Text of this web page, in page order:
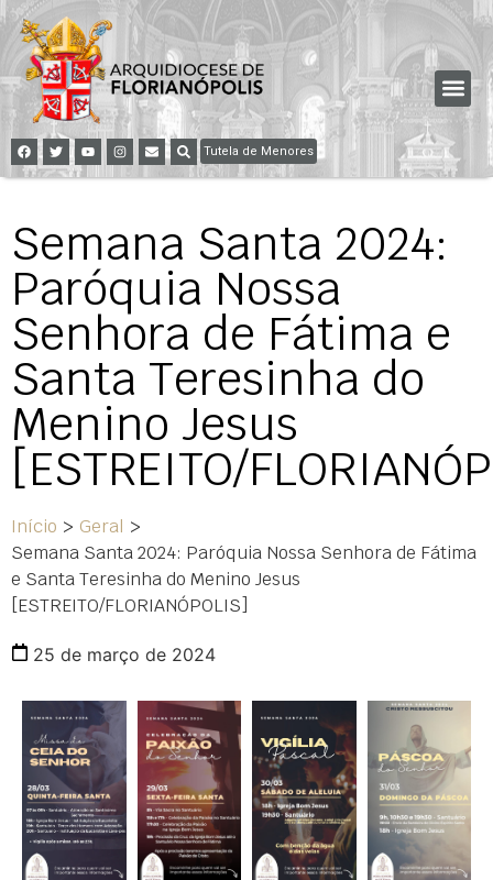
Tutela de Menores
Semana Santa 2024:
Paróquia Nossa
Senhora de Fátima e
Santa Teresinha do
Menino Jesus
[ESTREITO/
Início > Geral >
Semana Santa 2024: Paróquia Nossa Senhora de Fátima
e Santa Teresinha do Menino Jesus
[ESTREITO/FLORIANÓPOLIS]
25 de março de 2024